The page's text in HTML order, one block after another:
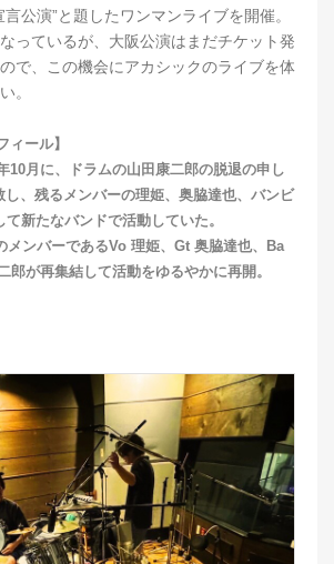
公演”と題したワンマンライブを開催。
っているが、大阪公演はまだチケット発
で、この機会にアカシックのライブを体
。
ィール】
10月に、ドラムの山田康二郎の脱退の申し
し、残るメンバーの理姫、奥脇達也、バンビ
新たなバンドで活動していた。
メンバーであるVo 理姫、Gt 奥脇達也、Ba
郎が再集結して活動をゆるやかに再開。